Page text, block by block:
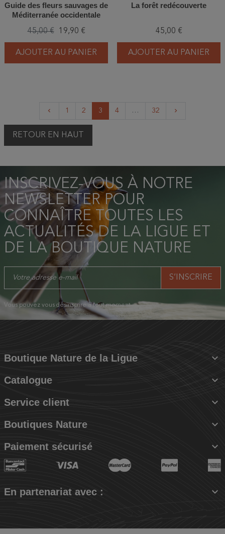
Guide des fleurs sauvages de
Méditerranée occidentale
45,00 € 19,90 €
AJOUTER AU PANIER
La forêt redécouverte
45,00 €
AJOUTER AU PANIER
keyboard_arrow_left Précédent
1 2 3 4 … 32 keyboard_arrow_right
RETOUR EN HAUT
INSCRIVEZ-VOUS À NOTRE
NEWSLETTER POUR
CONNAÎTRE TOUTES LES
ACTUALITÉS DE LA LIGUE ET
DE LA BOUTIQUE NATURE
Vous pouvez vous désinscrire à tout moment.
Boutique Nature de la Ligue 
Catalogue 
Service client 
Boutiques Nature 
Paiement sécurisé 
En partenariat avec : 